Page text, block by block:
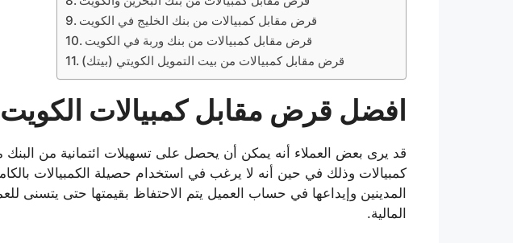
قرض مقابل كمبيالات من بنك الخليج في الكويت
قرض مقابل كمبيالات من بنك وربة في الكويت
افضل قرض مقابل كمبيالات الكويت
قد يرى بعض العملاء أنه يمكن أن يحصل على تسهيلات ائتمانية من البنك
كمبيالات وذلك في حين أنه لا يرغب في استخدام حصيلة الكمبيالات
المدينين وإيداعها في حساب العميل يتم الاحتفاظ بقيمتها حتى يتسنى
المالية.